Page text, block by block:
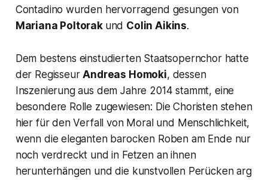
Contadino wurden hervorragend gesungen von
Mariana Poltorak und Colin Aikins.
Dem bestens einstudierten Staatsopernchor hatte
der RegisseurAndreas Homoki, dessen
Inszenierung aus dem Jahre 2014 stammt, eine
besondere Rolle zugewiesen: Die Choristen stehen
hier für den Verfall von Moral und Menschlichkeit,
wenn die eleganten barocken Roben am Ende nur
noch verdreckt und in Fetzen an ihnen
herunterhängen und die kunstvollen Perücken arg